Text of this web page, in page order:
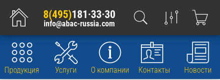
8(495)181·33·30
info@abac-russia.com
Продукция Услуги О компании Контакты
Новости